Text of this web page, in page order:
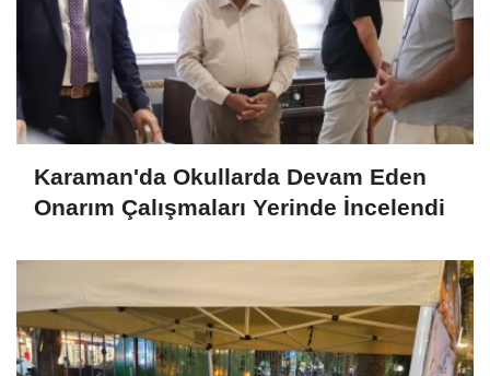
Karaman'da Okullarda Devam Eden
Onarım Çalışmaları Yerinde İncelendi